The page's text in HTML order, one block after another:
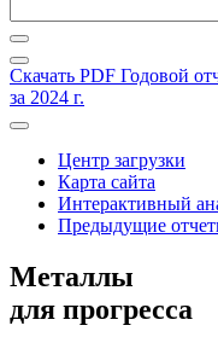
Скачать PDF Годовой
за 2024 г.
Центр загрузки
Карта сайта
Интерактивный
Предыдущие
Металлы
для прогресса